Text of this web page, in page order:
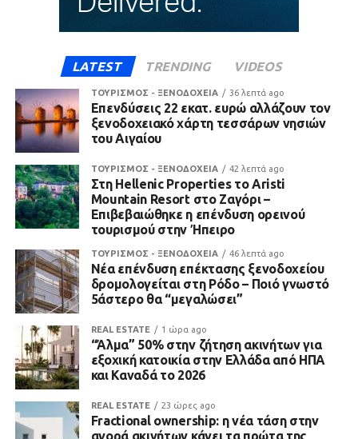
LATEST TRENDING VIDEOS
ΤΟΥΡΙΣΜΟΣ - ΞΕΝΟΔΟΧΕΙΑ 36 λεπτά ago
Επενδύσεις 22 εκατ. ευρώ αλλάζουν τον
ξενοδοχειακό χάρτη τεσσάρων νησιών
του Αιγαίου
ΤΟΥΡΙΣΜΟΣ - ΞΕΝΟΔΟΧΕΙΑ 42 λεπτά ago
Στη Hellenic Properties το Aristi
Mountain Resort στο Ζαγόρι –
Επιβεβαιώθηκε η επένδυση ορεινού
τουρισμού στην Ήπειρο
ΤΟΥΡΙΣΜΟΣ - ΞΕΝΟΔΟΧΕΙΑ 46 λεπτά ago
Νέα επένδυση επέκτασης ξενοδοχείου
δρομολογείται στη Ρόδο – Ποιό γνωστό
5άστερο θα “μεγαλώσει”
REAL ESTATE 1 ώρα ago
“Άλμα” 50% στην ζήτηση ακινήτων για
εξοχική κατοικία στην Ελλάδα από ΗΠΑ
και Καναδά το 2026
REAL ESTATE 23 ώρες ago
Fractional ownership: η νέα τάση στην
αγορά ακινήτων κάνει τα πρώτα της